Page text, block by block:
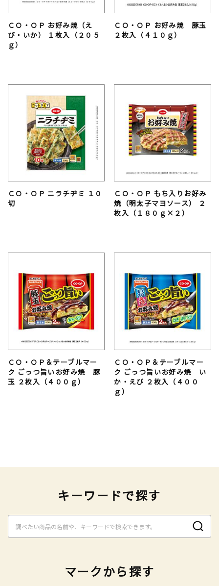
ＣＯ・ＯＰ お好み焼（え
び・いか） １枚入（２０５
ｇ）
ＣＯ・ＯＰ お好み焼 豚玉
２枚入（４１０ｇ）
ＣＯ・ＯＰ ニラチヂミ １０
切
ＣＯ・ＯＰ もち入りお好み
焼（明太子マヨソース） ２
枚入（１８０ｇ×２）
ＣＯ・ＯＰ＆テーブルマー
ク ごっつ旨いお好み焼 豚
玉 ２枚入（４００ｇ）
ＣＯ・ＯＰ＆テーブルマー
ク ごっつ旨いお好み焼 い
か・えび ２枚入（４００
ｇ）
キーワードで探す
マークから探す